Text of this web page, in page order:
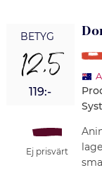
BETYG
12,5
119:-
Ej prisvärt